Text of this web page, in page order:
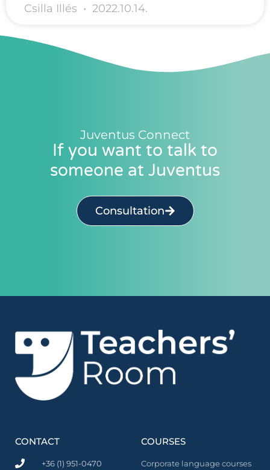
Csilla Illés 2022.10.14.
Juventus Connect
If you want to talk to
someone at Juventus
Consultation
CONTACT
+36 (1) 951-0470
COURSES
Corporate language courses